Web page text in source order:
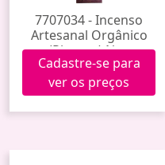
7707034 - Incenso
Artesanal Orgânico
(Pitanga) Noa
Cadastre-se para
ver os preços